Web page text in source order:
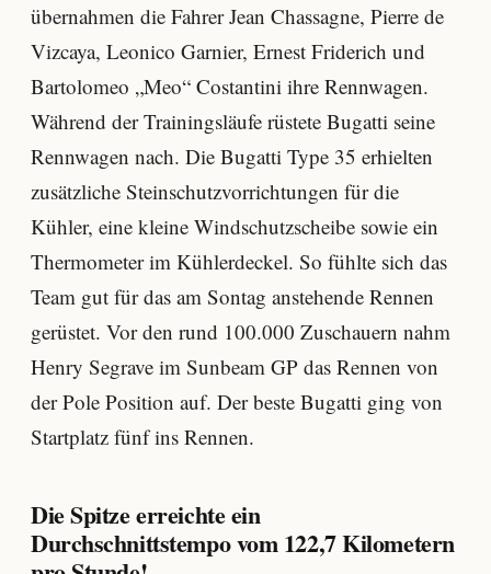
übernahmen die Fahrer Jean Chassagne, Pierre de
Vizcaya, Leonico Garnier, Ernest Friderich und
Bartolomeo „Meo“ Costantini ihre Rennwagen.
Während der Trainingsläufe rüstete Bugatti seine
Rennwagen nach. Die Bugatti Type 35 erhielten
zusätzliche Steinschutzvorrichtungen für die
Kühler, eine kleine Windschutzscheibe sowie ein
Thermometer im Kühlerdeckel. So fühlte sich das
Team gut für das am Sontag anstehende Rennen
gerüstet. Vor den rund 100.000 Zuschauern nahm
Henry Segrave im Sunbeam GP das Rennen von
der Pole Position auf. Der beste Bugatti ging von
Startplatz fünf ins Rennen.
Die Spitze erreichte ein
Durchschnittstempo vom 122,7 Kilometern